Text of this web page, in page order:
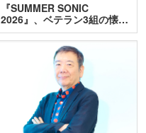
『SUMMER SONIC
2026』、ベテラン3組の懐…